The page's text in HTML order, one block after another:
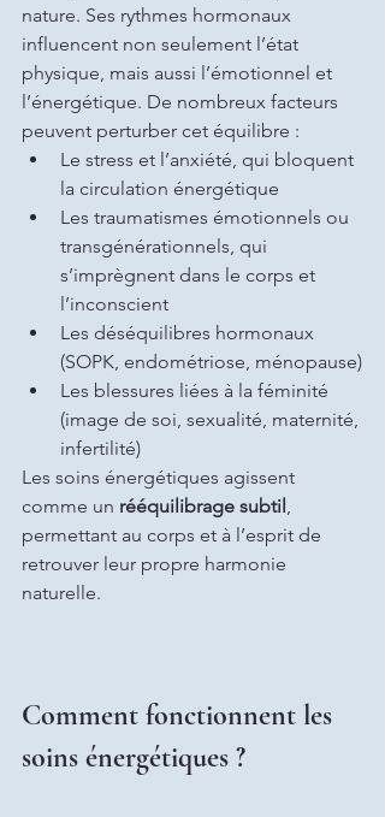
nature. Ses rythmes hormonaux
influencent non seulement l’état
physique, mais aussi l’émotionnel et
l’énergétique. De nombreux facteurs
peuvent perturber cet équilibre :
Le stress et l’anxiété, qui bloquent
la circulation énergétique
Les traumatismes émotionnels ou
transgénérationnels, qui
s’imprègnent dans le corps et
l’inconscient
Les déséquilibres hormonaux
(SOPK, endométriose, ménopause)
Les blessures liées à la féminité
(image de soi, sexualité, maternité,
infertilité)
Les soins énergétiques agissent
comme un rééquilibrage subtil ,
permettant au corps et à l’esprit de
retrouver leur propre harmonie
naturelle.
Comment fonctionnent les
soins énergétiques ?